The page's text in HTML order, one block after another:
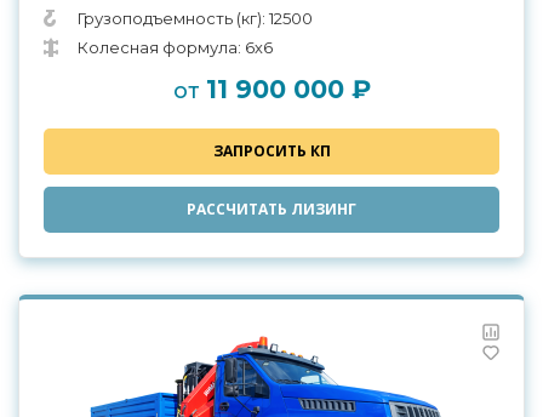
Грузоподъемность (кг): 12500
Колесная формула: 6х6
от 11 900 000 ₽
ЗАПРОСИТЬ КП
РАССЧИТАТЬ ЛИЗИНГ